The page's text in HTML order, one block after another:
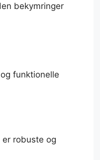
bekymringer
funktionelle
robuste og